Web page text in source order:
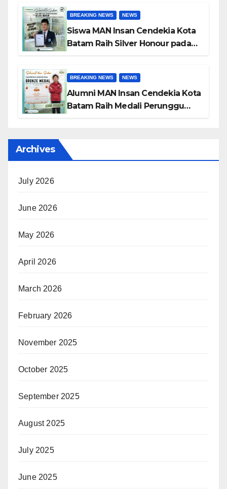
BREAKING NEWS NEWS
Siswa MAN Insan Cendekia Kota
Batam Raih Silver Honour pada
BREAKING NEWS NEWS
Alumni MAN Insan Cendekia Kota
Batam Raih Medali Perunggu
Archives
July 2026
June 2026
May 2026
April 2026
March 2026
February 2026
November 2025
October 2025
September 2025
August 2025
July 2025
June 2025